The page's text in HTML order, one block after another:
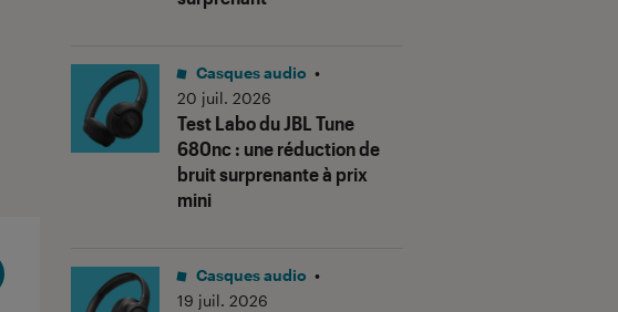
Test Labo du JBL Tune
680nc : une réduction de
bruit surprenante à prix
mini
Casques audio •
20 juil. 2026
Casques audio •
19 juil. 2026